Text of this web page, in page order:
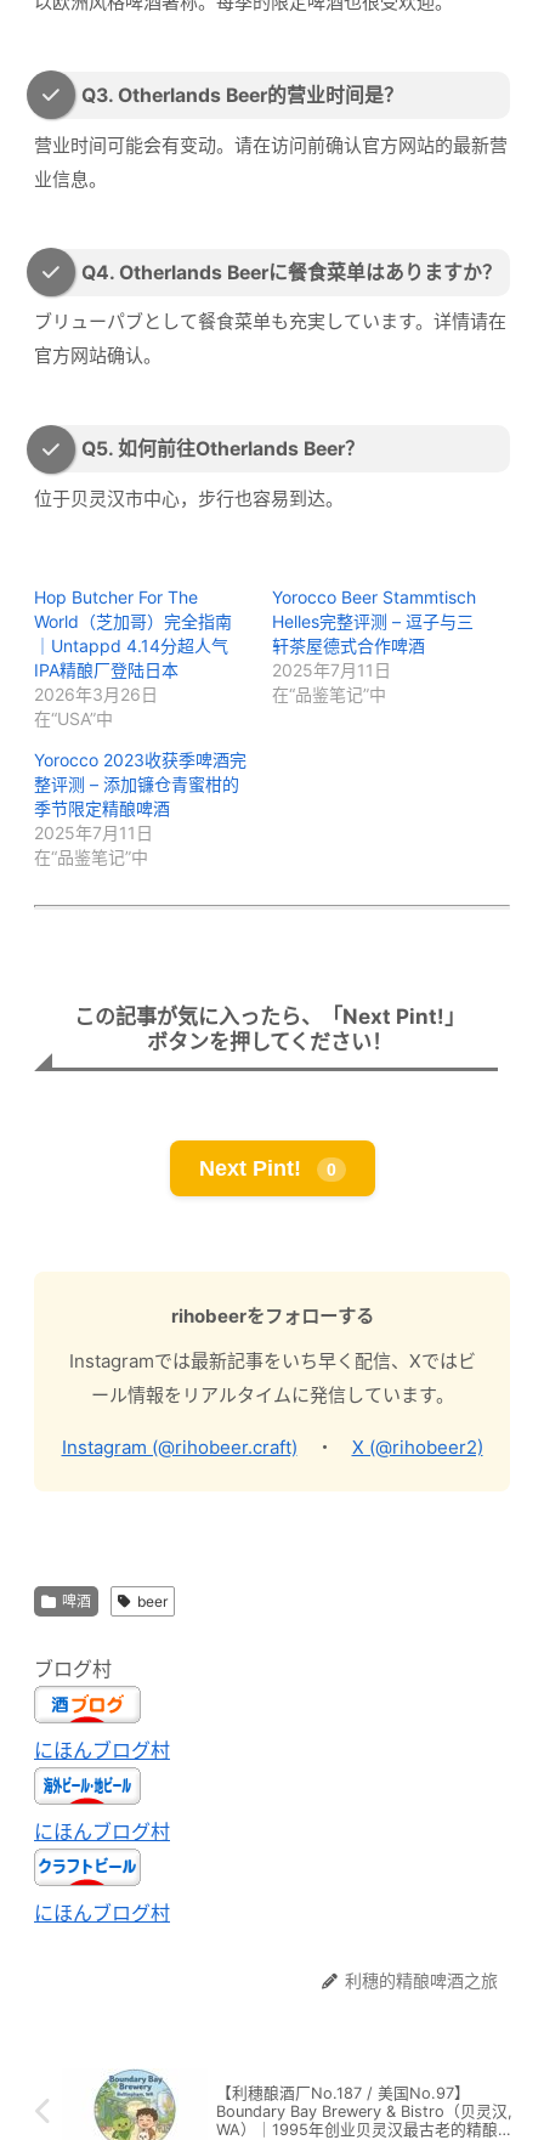
Q3. Otherlands Beer的营业时间是？
营业时间可能会有变动。请在访问前确认官方网站的最新营
业信息。
Q4. Otherlands Beerに餐食菜单はありますか？
ブリューパブとして餐食菜单も充実しています。详情请在
官方网站确认。
Q5. 如何前往Otherlands Beer？
位于贝灵汉市中心，步行也容易到达。
Hop Butcher For The
World（芝加哥）完全指南
｜Untappd 4.14分超人气
IPA精酿厂登陆日本
2026年3月26日
在“USA”中
Yorocco Beer Stammtisch
Helles完整评测 – 逗子与三
轩茶屋德式合作啤酒
2025年7月11日
在“品鉴笔记”中
Yorocco 2023收获季啤酒完
整评测 – 添加镰仓青蜜柑的
季节限定精酿啤酒
2025年7月11日
在“品鉴笔记”中
この記事が気に入ったら、「Next Pint!」
ボタンを押してください！
Next Pint! 0
rihobeerをフォローする
Instagramでは最新記事をいち早く配信、Xではビ
ール情報をリアルタイムに発信しています。
Instagram (@rihobeer.craft) ・ X (@rihobeer2)
啤酒 beer
ブログ村
にほんブログ村
にほんブログ村
にほんブログ村
利穗的精酿啤酒之旅
【利穗酿酒厂No.187 / 美国No.97】
Boundary Bay Brewery & Bistro（贝灵汉,
WA）｜1995年创业贝灵汉最古老的精酿